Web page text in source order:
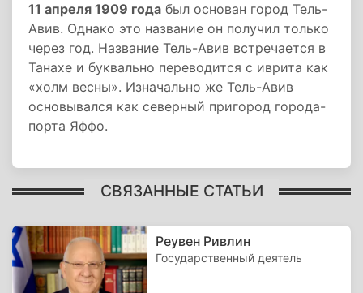
11 апреля 1909 года был основан город Тель-
Авив. Однако это название он получил только
через год. Название Тель-Авив встречается в
Танахе и буквально переводится с иврита как
«холм весны». Изначально же Тель-Авив
основывался как северный пригород города-
порта Яффо.
СВЯЗАННЫЕ СТАТЬИ
Реувен Ривлин
Государственный деятель